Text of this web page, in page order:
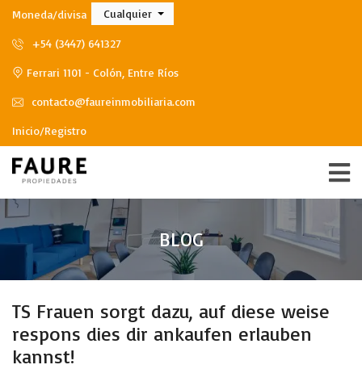
Moneda/divisa Cualquier
+54 (3447) 641327
Ferrari 1101 - Colón, Entre Ríos
contacto@faureinmobiliaria.com
Inicio/Registro
BLOG
TS Frauen sorgt dazu, auf diese weise
respons dies dir ankaufen erlauben
kannst!